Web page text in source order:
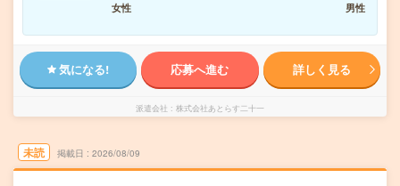
女性
男性
気になる! 応募へ進む 詳しく見る
派遣会社 株式会社あとらす二十一
未読 掲載日 2026/08/09